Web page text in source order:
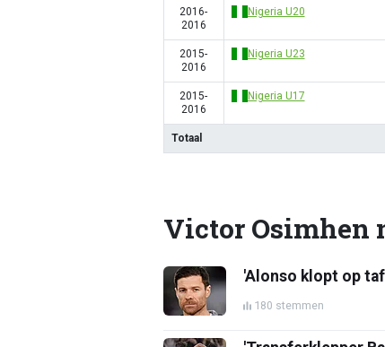
2016-
2016
Nigeria U20
2015-
2016
Nigeria U23
2015-
2016
Nigeria U17
Totaal
Victor Osimhen
'Alonso klopt op
180 stemmen